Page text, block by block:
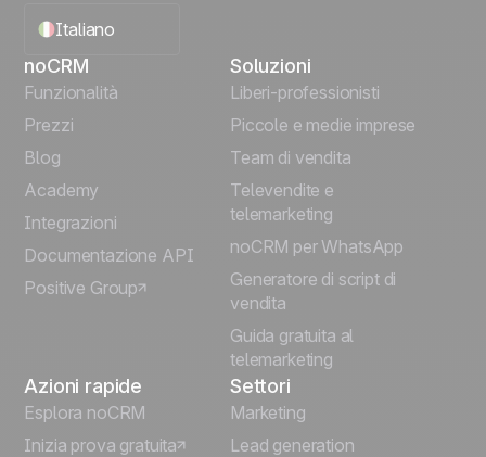
Italiano
English
Français
Español
Português
Deutsch
noCRM
Funzionalità
Prezzi
Blog
Academy
Integrazioni
Documentazione API
Positive Group
Soluzioni
Liberi-professionisti
Piccole e medie imprese
Team di vendita
Televendite e
telemarketing
noCRM per WhatsApp
Generatore di script di
vendita
Guida gratuita al
telemarketing
Azioni rapide
Esplora noCRM
Inizia prova gratuita
Settori
Marketing
Lead generation